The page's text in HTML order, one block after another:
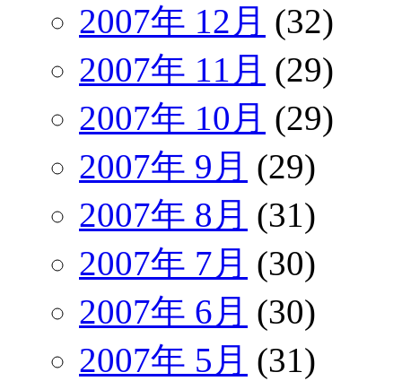
2007年 12月 (32)
2007年 11月 (29)
2007年 10月 (29)
2007年 9月 (29)
2007年 8月 (31)
2007年 7月 (30)
2007年 6月 (30)
2007年 5月 (31)